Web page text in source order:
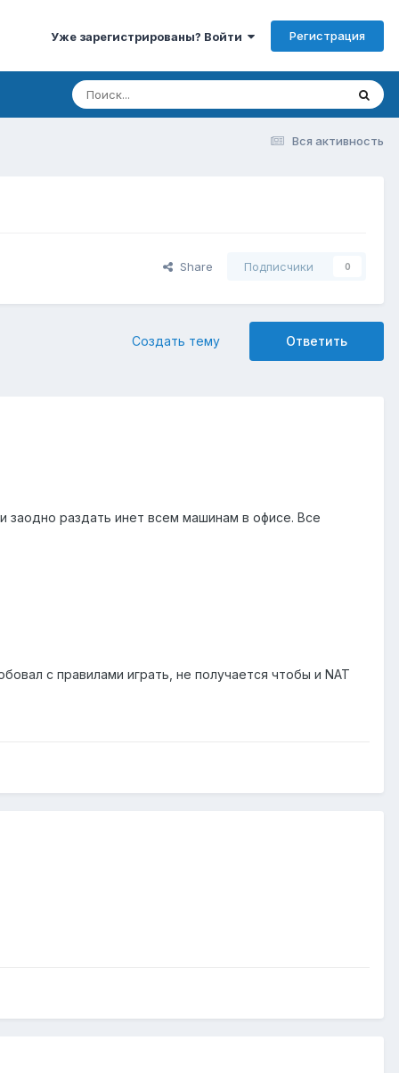
Уже зарегистрированы? Войти Регистрация
Вся активность
Share Подписчики 0
Ответить
Создать тему
заодно раздать инет всем машинам в офисе. Все
с правилами играть, не получается чтобы и NAT